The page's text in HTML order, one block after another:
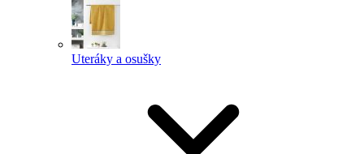
Uteráky a osušky